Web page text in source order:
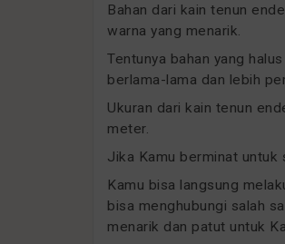
Bahan dari kain tenun
warna yang menarik.
Tentunya bahan yang
berlama-lama dan lebih
Ukuran dari kain tenun
meter.
Jika Kamu berminat untuk
Kamu bisa langsung
bisa menghubungi salah
menarik dan patut untuk